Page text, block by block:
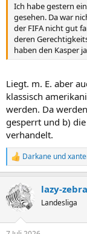
Ich habe gestern
gesehen. Da war
der FIFA nicht gut
deren
haben den Kasper
Liegt. m. E. aber
klassisch
werden. Da
gesperrt und b)
verhandelt.
R
e
k
t
i
Darkane und
lazy-zebra
Landesliga